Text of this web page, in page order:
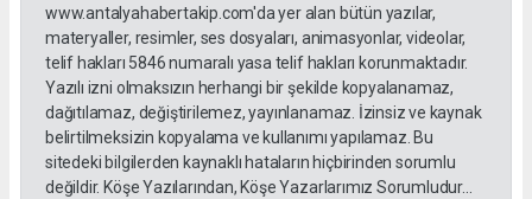
www.antalyahabertakip.com'da yer alan bütün yazılar,
materyaller, resimler, ses dosyaları, animasyonlar, videolar,
telif hakları 5846 numaralı yasa telif hakları korunmaktadır.
Yazılı izni olmaksızın herhangi bir şekilde kopyalanamaz,
dağıtılamaz, değiştirilemez, yayınlanamaz. İzinsiz ve kaynak
belirtilmeksizin kopyalama ve kullanımı yapılamaz. Bu
sitedeki bilgilerden kaynaklı hataların hiçbirinden sorumlu
değildir. Köşe Yazılarından, Köşe Yazarlarımız Sorumludur...